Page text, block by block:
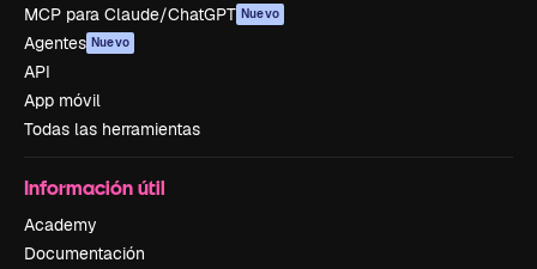
MCP para Claude/ChatGPT Nuevo
Agentes Nuevo
API
App móvil
Todas las herramientas
Información útil
Academy
Documentación